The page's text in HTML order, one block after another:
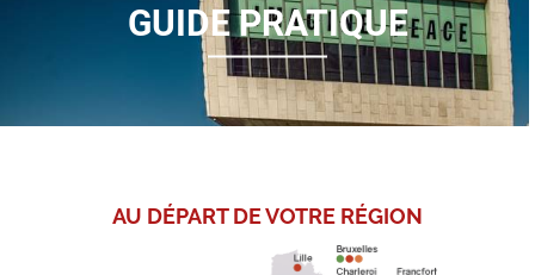
GUIDE PRATIQUE
AU DÉPART DEVOTRE RÉGION